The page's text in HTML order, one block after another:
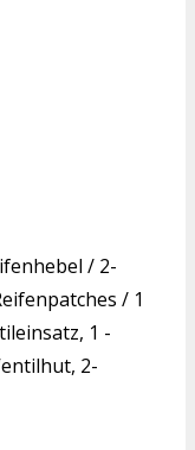
/ 2-
/ 1
1 -
2-